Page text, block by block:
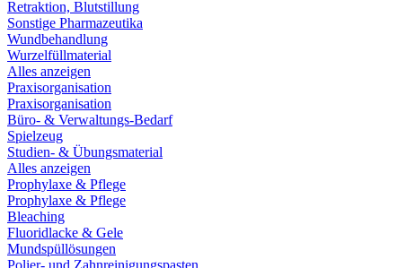
Retraktion, Blutstillung
Sonstige Pharmazeutika
Wundbehandlung
Wurzelfüllmaterial
Alles anzeigen
Praxisorganisation
Praxisorganisation
Büro- & Verwaltungs-Bedarf
Spielzeug
Studien- & Übungsmaterial
Alles anzeigen
Prophylaxe & Pflege
Prophylaxe & Pflege
Bleaching
Fluoridlacke & Gele
Mundspüllösungen
Polier- und Zahnreinigungspasten